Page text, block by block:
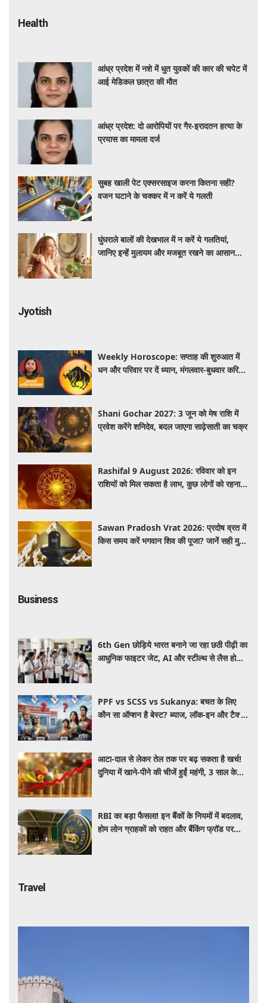
Health
आंध्र प्रदेश में नशे में धुत युवकों की कार की चपेट में
आई मेडिकल छात्रा की मौत
आंध्र प्रदेश: दो आरोपियों पर गैर-इरादतन हत्या के
प्रयास का मामला दर्ज
सुबह खाली पेट एक्सरसाइज करना कितना सही?
वजन घटाने के चक्कर में न करें ये गलती
घुंघराले बालों की देखभाल में न करें ये गलतियां,
जानिए इन्हें मुलायम और मजबूत रखने का आसान
Jyotish
Weekly Horoscope: सप्ताह की शुरुआत में
धन और परिवार पर दें ध्यान, मंगलवार-बुधवार करियर
Shani Gochar 2027: 3 जून को मेष राशि में
प्रवेश करेंगे शनिदेव, बदल जाएगा साढ़ेसाती का चक्र
Rashifal 9 August 2026: रविवार को इन
राशियों को मिल सकता है लाभ, कुछ लोगों को रहना
Sawan Pradosh Vrat 2026: प्रदोष व्रत में
किस समय करें भगवान शिव की पूजा? जानें सही मुहूर्त
Business
6th Gen छोड़िये भारत बनाने जा रहा छठी पीढ़ी का
आधुनिक फाइटर जेट, AI और स्टील्थ से लैस होगा
PPF vs SCSS vs Sukanya: बचत के लिए
कौन सा ऑप्शन है बेस्ट? ब्याज, लॉक-इन और टैक्स
आटा-दाल से लेकर तेल तक पर बढ़ सकता है खर्च!
दुनिया में खाने-पीने की चीजें हुईं महंगी, 3 साल के
RBI का बड़ा फैसला! इन बैंकों के नियमों में बदलाव,
होम लोन ग्राहकों को राहत और बैंकिंग फ्रॉड पर
Travel